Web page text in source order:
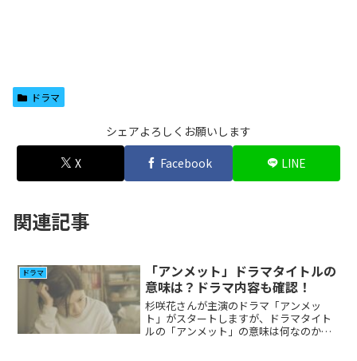
ドラマ
シェアよろしくお願いします
X
Facebook LINE
関連記事
ドラマ
「アンメット」ドラマタイトルの
意味は？ドラマ内容も確認！
杉咲花さんが主演のドラマ「アンメッ
ト」がスタートしますが、ドラマタイト
ルの「アンメット」の意味は何なのか気